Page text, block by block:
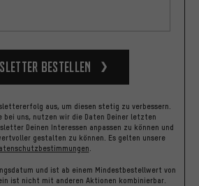
bestellen
aus, um diesen stetig zu verbessern.
bei uns, nutzen wir die Daten Deiner letzten
Deinen Interessen anpassen zu können und
gestalten zu können. Es gelten unsere
.
und ist ab einem Mindestbestellwert von
ist nicht mit anderen Aktionen kombinierbar.